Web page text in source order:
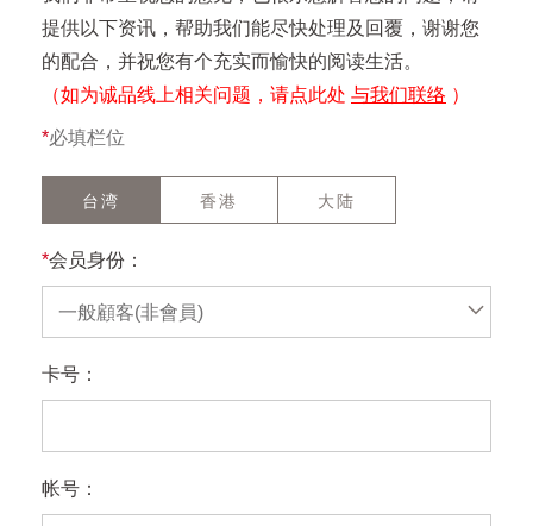
提供以下资讯，帮助我们能尽快处理及回覆，谢谢您
的配合，并祝您有个充实而愉快的阅读生活。
（如为诚品线上相关问题，请点此处 与我们联络 ）
*必填栏位
台湾 香港 大陆
*会员身份：
一般顧客(非會員)
卡号：
帐号：